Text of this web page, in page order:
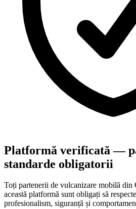
Platformă verificată —
standarde obligatorii
Toți partenerii de vulcanizare mobilă din
această platformă sunt obligați să
profesionalism, siguranță și